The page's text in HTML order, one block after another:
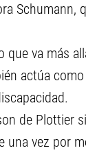
Schumann,
va más
actúa
de Plottier
una vez por